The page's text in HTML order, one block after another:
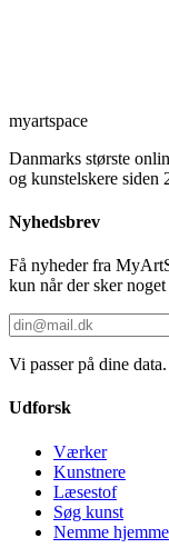
myartspace
Danmarks største
og kunstelskere siden
Nyhedsbrev
Få nyheder fra
kun når der sker
Vi passer på dine
Udforsk
Værker
Kunstnere
Læsestof
Søg kunst
Nemme